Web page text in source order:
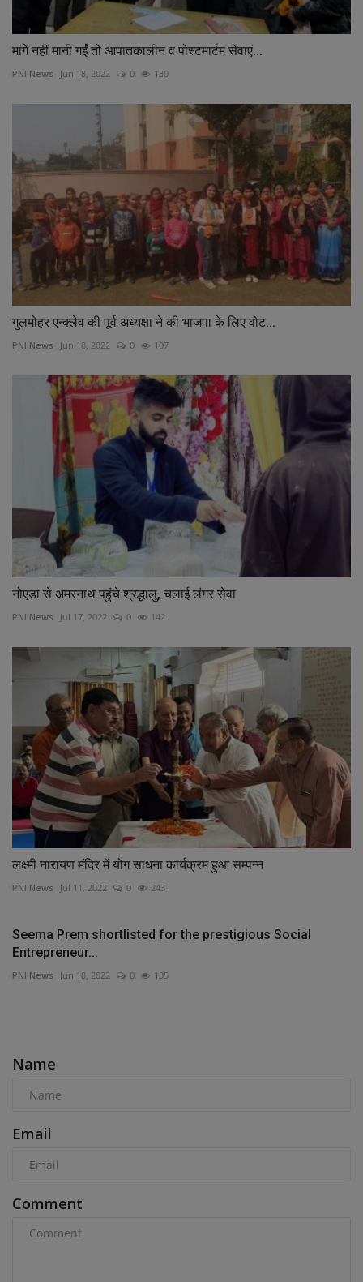
मांगें नहीं मानी गईं तो आपातकालीन व पोस्टमार्टम सेवाएं...
PNI News Jun 18, 2022 0 130
गुलमोहर एन्क्लेव की पूर्व अध्यक्षा ने की भाजपा के लिए वोट...
PNI News Jun 18, 2022 0 107
नोएडा से अमरनाथ पहुंचे श्रद्धालु, चलाई लंगर सेवा
PNI News Jul 17, 2022 0 142
लक्ष्मी नारायण मंदिर में योग साधना कार्यक्रम हुआ सम्पन्न
PNI News Jul 11, 2022 0 243
Seema Prem shortlisted for the prestigious Social
Entrepreneur...
PNI News Jun 18, 2022 0 135
Name
Email
Comment